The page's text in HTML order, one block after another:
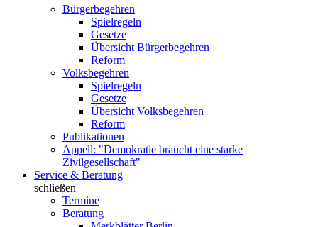
Bürgerbegehren
Spielregeln
Gesetze
Übersicht Bürgerbegehren
Reform
Volksbegehren
Spielregeln
Gesetze
Übersicht Volksbegehren
Reform
Publikationen
Appell: "Demokratie braucht eine starke
Zivilgesellschaft"
Service & Beratung
schließen
Termine
Beratung